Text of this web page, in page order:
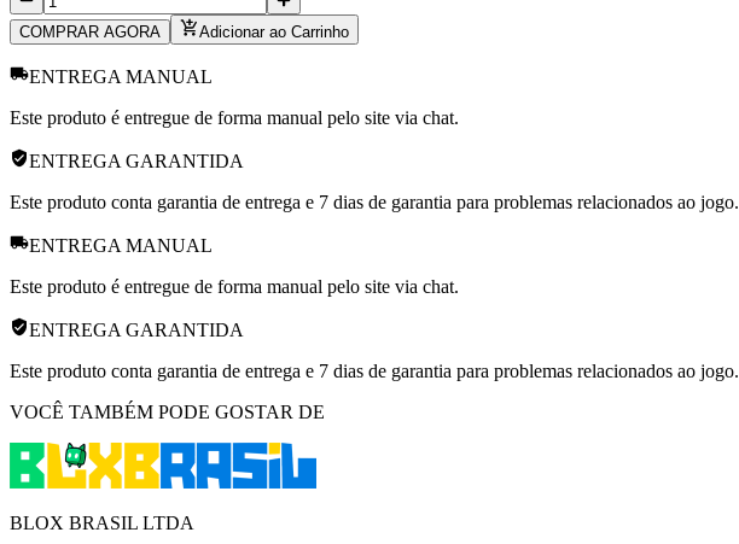
COMPRAR AGORA Adicionar ao Carrinho
ENTREGA MANUAL
Este produto é entregue de forma manual pelo site via chat.
ENTREGA GARANTIDA
Este produto conta garantia de entrega e 7 dias de garantia para problemas relacionados ao jogo.
ENTREGA MANUAL
Este produto é entregue de forma manual pelo site via chat.
ENTREGA GARANTIDA
Este produto conta garantia de entrega e 7 dias de garantia para problemas relacionados ao jogo.
VOCÊ TAMBÉM PODE GOSTAR DE
BLOX BRASIL LTDA